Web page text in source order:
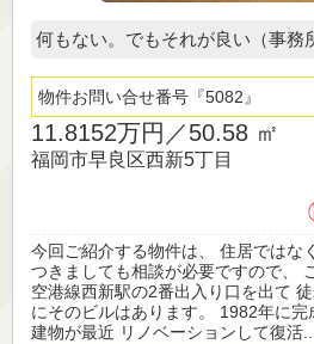
何もない。でもそれが良い（事務
物件お問い合せ番号 5082
11.8152万円／50.58 ㎡
福岡市早良区西新5丁目
今回ご紹介する物件は、 住居ではな
つきましても相談が必要ですので、
空港線西新駅の2番出入り口を出て
にそのビルはあります。 1982年に
建物が最近 リノベーションして復活...